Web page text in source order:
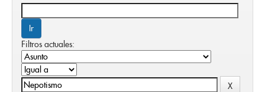
Filtros actuales: